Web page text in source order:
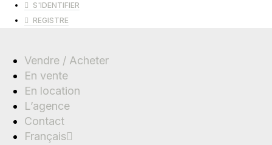
S'IDENTIFIER
REGISTRE
Vendre / Acheter
En vente
En location
L’agence
Contact
Français